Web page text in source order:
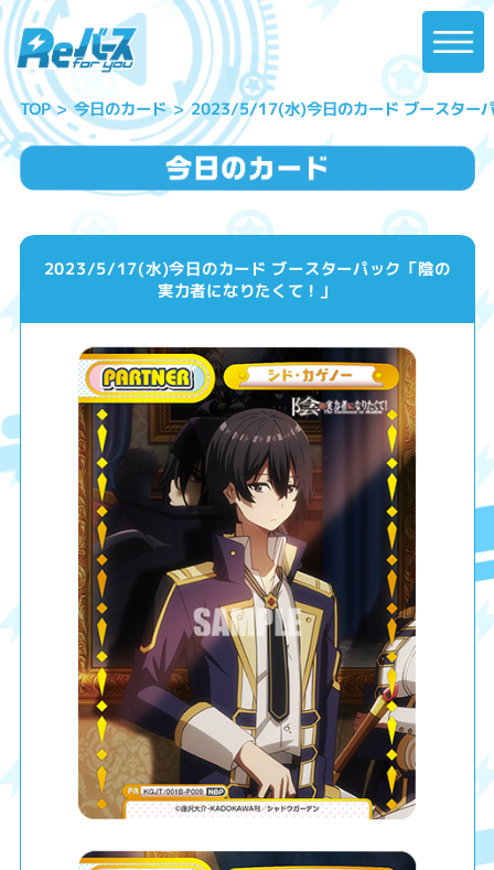
TOP 今日のカード 2023/5/17(水)今日のカード ブースター
2023/5/17(水)今日のカード ブースターパック「陰の
実力者になりたくて！」